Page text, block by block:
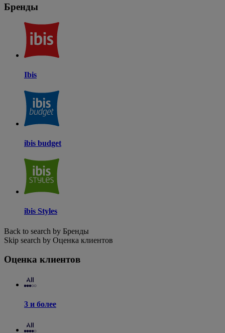
Бренды
Ibis
ibis budget
ibis Styles
Back to search by Бренды
Skip search by Оценка клиентов
Оценка клиентов
3 и более